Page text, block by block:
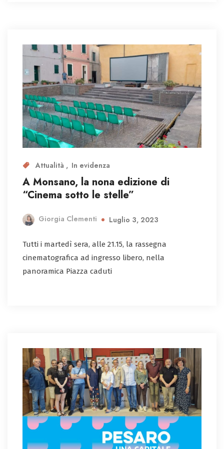
Attualità In evidenza
A Monsano, la nona edizione di
“Cinema sotto le stelle”
Giorgia Clementi Luglio 3, 2023
Tutti i martedì sera, alle 21.15, la rassegna
cinematografica ad ingresso libero, nella
panoramica Piazza caduti